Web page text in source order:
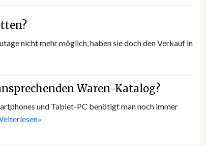
nicht mehr möglich, haben sie doch den Verkauf in
Waren-Katalog?
und Tablet-PC benötigt man noch immer